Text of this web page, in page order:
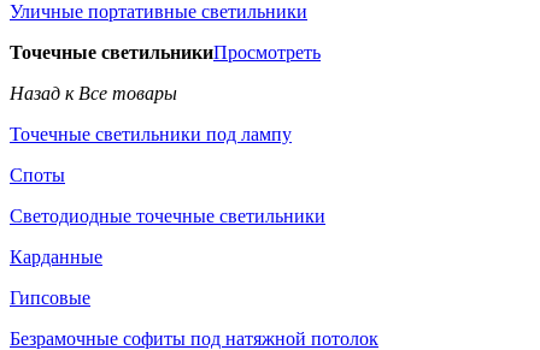
Уличные портативные светильники
Точечные светильникиПросмотреть
Назад к Все товары
Точечные светильники под лампу
Споты
Светодиодные точечные светильники
Карданные
Гипсовые
Безрамочные софиты под натяжной потолок